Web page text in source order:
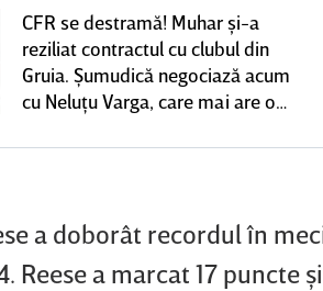
CFR se destramă! Muhar şi-a
reziliat contractul cu clubul din
Gruia. Şumudică negociază acum
cu Neluţu Varga, care mai are o
EXCLUSIV
a doborât recordul în
Reese a marcat 17 puncte